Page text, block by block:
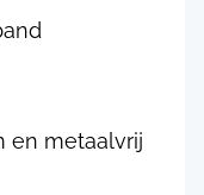
en metaalvrij